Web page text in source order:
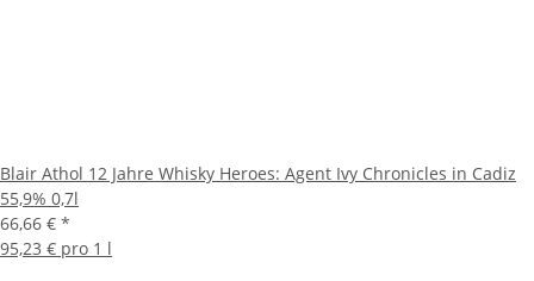
Blair Athol 12 Jahre Whisky Heroes: Agent Ivy Chronicles in Cadiz
55,9% 0,7l
66,66 € *
95,23 € pro 1 l